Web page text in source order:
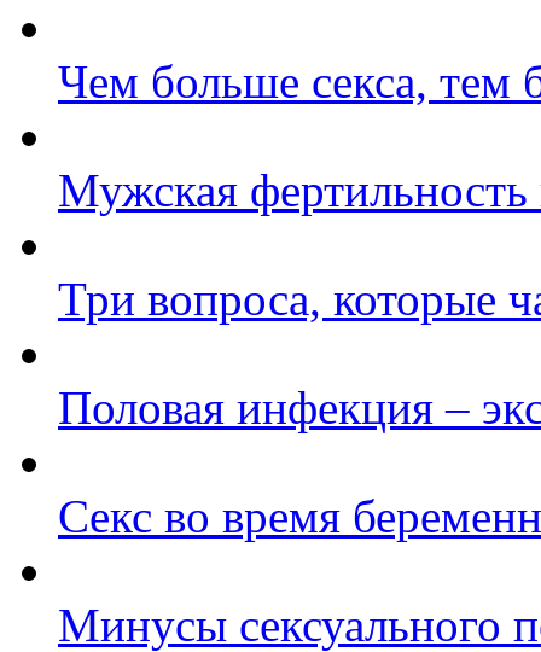
Чем больше секса, тем
Мужская фертильность
Три вопроса, которые
Половая инфекция –
Секс во время
Минусы сексуального